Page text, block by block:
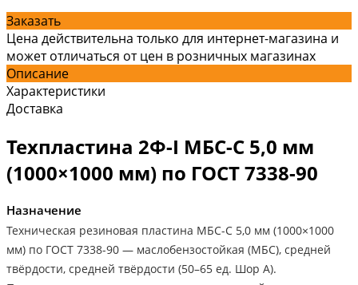
Заказать
Цена действительна только для интернет-магазина и
может отличаться от цен в розничных магазинах
Описание
Характеристики
Доставка
Техпластина 2Ф-I МБС-С 5,0 мм
(1000×1000 мм) по ГОСТ 7338-90
Назначение
Техническая резиновая пластина МБС-С 5,0 мм (1000×1000
мм) по ГОСТ 7338-90 — маслобензостойкая (МБС), средней
твёрдости, средней твёрдости (50–65 ед. Шор А).